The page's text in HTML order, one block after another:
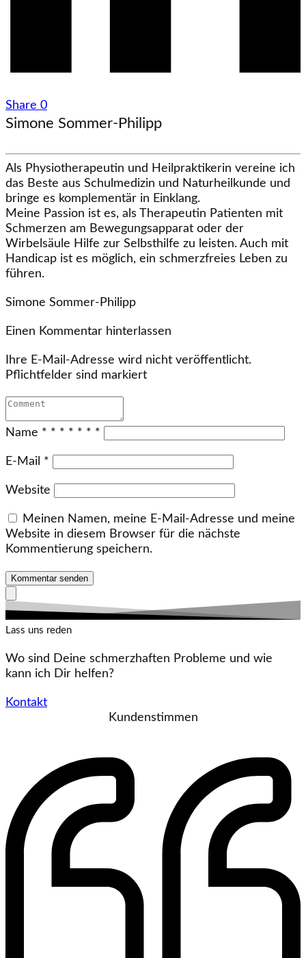
Share 0
Simone Sommer-Philipp
Als Physiotherapeutin und Heilpraktikerin vereine ich
das Beste aus Schulmedizin und Naturheilkunde und
bringe es komplementär in Einklang.
Meine Passion ist es, als Therapeutin Patienten mit
Schmerzen am Bewegungsapparat oder der
Wirbelsäule Hilfe zur Selbsthilfe zu leisten. Auch mit
Handicap ist es möglich, ein schmerzfreies Leben zu
führen.
Simone Sommer-Philipp
Einen Kommentar hinterlassen
Ihre E-Mail-Adresse wird nicht veröffentlicht.
Pflichtfelder sind markiert
Name * * * * * * *
E-Mail *
Website
Meinen Namen, meine E-Mail-Adresse und meine
Website in diesem Browser für die nächste
Kommentierung speichern.
Kommentar senden
Lass uns reden
Wo sind Deine schmerzhaften Probleme und wie
kann ich Dir helfen?
Kontakt
Kundenstimmen